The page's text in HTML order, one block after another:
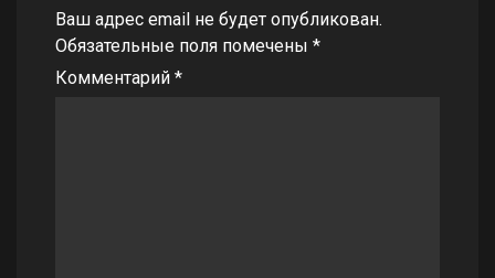
Ваш адрес email не будет опубликован.
Обязательные поля помечены *
Комментарий *